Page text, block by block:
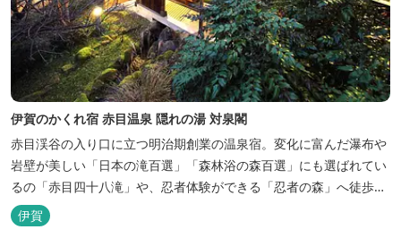
伊賀のかくれ宿 赤目温泉 隠れの湯 対泉閣
赤目渓谷の入り口に立つ明治期創業の温泉宿。変化に富んだ瀑布や
岩壁が美しい「日本の滝百選」「森林浴の森百選」にも選ばれてい
るの「赤目四十八滝」や、忍者体験ができる「忍者の森」へ徒歩５
分と観光にも好立地です。 地下１０００メートルから湧くアルカリ
性単純温泉はしっとり滑らかな肌触りで美肌効果も期待できます。
伊賀